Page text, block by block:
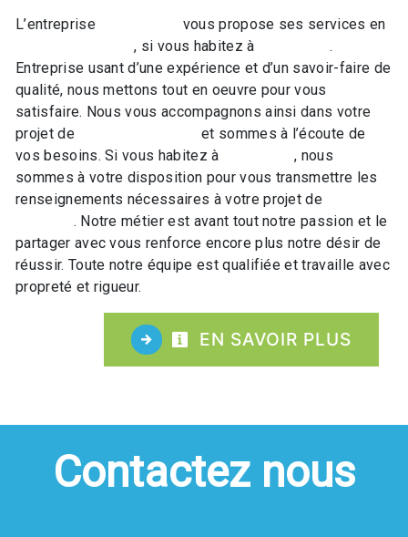
L’entreprise
vous propose ses services en
Location de luges, si vous habitez à Lapoutroie.
Entreprise usant d’une expérience et d’un savoir-faire de
qualité, nous mettons tout en oeuvre pour vous
satisfaire. Nous vous accompagnons ainsi dans votre
projet de
et sommes à l’écoute de
vos besoins. Si vous habitez à
Lapoutroie, nous
sommes à votre disposition pour vous transmettre les
renseignements nécessaires à votre projet de
. Notre métier est avant tout notre passion et le
partager avec vous renforce encore plus notre désir de
réussir. Toute notre équipe est qualifiée et travaille avec
propreté et rigueur.
EN SAVOIR PLUS
Contactez nous